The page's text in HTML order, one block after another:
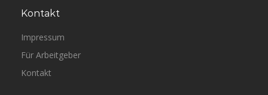
Kontakt
Impressum
Für Arbeitgeber
Kontakt